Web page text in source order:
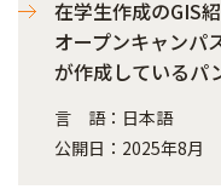
在学生作成のGIS
オープンキャンパ
が作成しているパ
言 語：日本語
公開日：2025年8月